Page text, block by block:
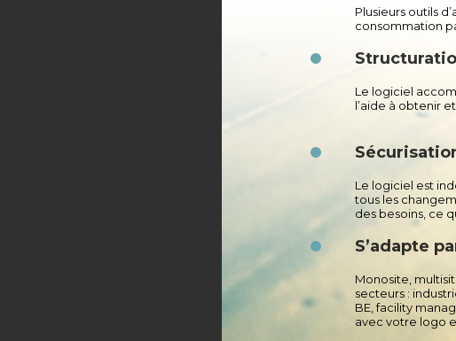
Plusieurs outils
consommation
Le logiciel
l’aide à obtenir
Le logiciel est
tous les
des besoins, ce
S’adapte
Monosite ,
secteurs :
BE,facility
avec votre logo